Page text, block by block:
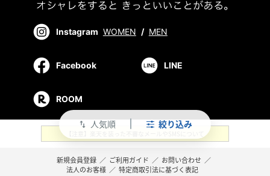
swap_vert 人気順 絞り込み
Instagram WOMEN / MEN
Facebook LINE
ROOM
新規会員登録 ／ ご利用ガイド ／ お問い合わせ ／
法人のお客様 ／ 特定商取引法に基づく表記